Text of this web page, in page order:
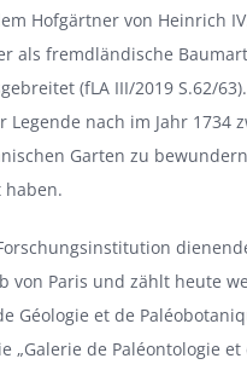
Hofgärtner von Heinrich
als fremdländische
(fLA III/2019 S.62/
Legende nach im Jahr 1734
Garten zu
haben.
von Paris und zählt heute
Géologie et de
„Galerie de Paléontologie